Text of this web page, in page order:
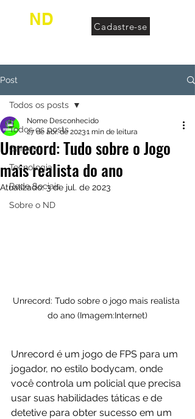
ND Cadastre-se
Post
Todos os posts
Games
Tecnologia
Rede Sociais
Sobre o ND
Todos os posts
Unrecord: Tudo sobre o Jogo
mais realista do ano
Nome Desconhecido
27 de abr. de 20231 min de leitura
Atualizado:3 de jul. de 2023
Unrecord: Tudo sobre o jogo mais realista
do ano (Imagem:Internet)
Unrecord é um jogo de FPS para um
jogador, no estilo bodycam, onde
você controla um policial que precisa
usar suas habilidades táticas e de
detetive para obter sucesso em um